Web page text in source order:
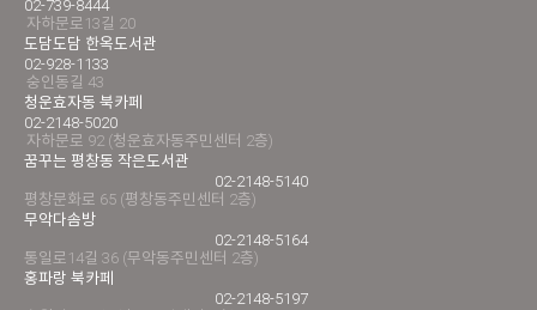
02-739-8444
자하문로13길 20
도담도담 한옥도서관
02-928-1133
숭인동길 43
청운효자동 북카페
02-2148-5020
자하문로 92 (청운효자동주민센터 2층)
꿈꾸는 평창동 작은도서관
02-2148-5140
평창문화로 65 (평창동주민센터 2층)
무악다솜방
02-2148-5164
통일로14길 36 (무악동주민센터 2층)
홍파랑 북카페
02-2148-5197